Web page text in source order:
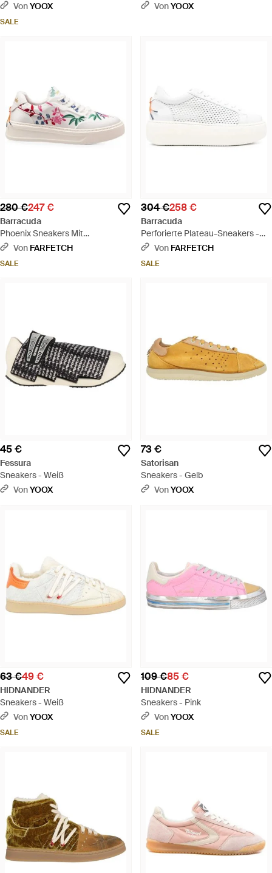
VonYOOX
SALE
VonYOOX
280 €247 €
Barracuda
Phoenix Sneakers Mit
Blumenstickerei - Weiß
Von FARFETCH
SALE
304 €258 €
Barracuda
Perforierte Plateau-Sneakers -
WeißVon FARFETCH
SALE
45 €
Fessura
Sneakers - Weiß
VonYOOX
73 €
Satorisan
Sneakers - Gelb
VonYOOX
63 €49 €
HIDNANDER
Sneakers - Weiß
VonYOOX
SALE
109 €85 €
HIDNANDER
Sneakers - Pink
VonYOOX
SALE